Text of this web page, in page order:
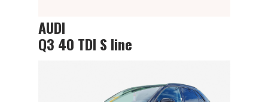
AUDI
Q3 40 TDI S line